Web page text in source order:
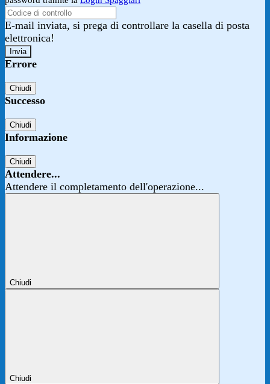
E-mail inviata, si prega di controllare la casella di posta
elettronica!
Errore
Chiudi
Successo
Chiudi
Informazione
Chiudi
Attendere...
Attendere il completamento dell'operazione...
Chiudi
Chiudi